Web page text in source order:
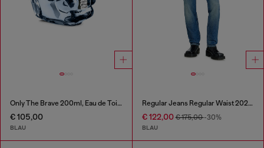
Only The Brave 200ml, Eau de Toilette
€ 105,00
BLAU
Regular Jeans Regular Waist 2023 D-Finitive
€ 122,00€ 175,00-30%
BLAU